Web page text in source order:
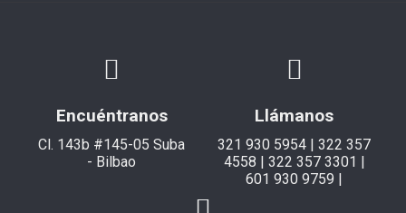
Encuéntranos
Cl. 143b #145-05 Suba
- Bilbao
Llámanos
321 930 5954 | 322 357
4558 | 322 357 3301 |
601 930 9759 |